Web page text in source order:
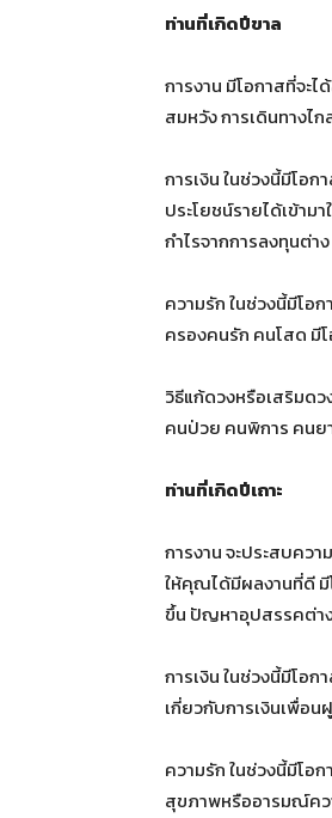
ท่านที่เกิดปีขาล
การงาน มีโอกาสที่จะไ
สมหวัง การเดินทางไ
การเงิน ในช่วงนี้มีโอ
ประโยชน์รายได้เข้า
กำไรจากการลงทุนต่า
ความรัก ในช่วงนี้มีโอ
ครองคนรัก คนโสด มี
วิธีแก้ดวงหรือเสริมด
คนป่วย คนพิการ คนย
ท่านที่เกิดปีเถาะ
การงาน จะประสบคว
ให้คุณได้มีผลงานที่ดี มี
ขึ้น ปัญหาอุปสรรคต่า
การเงิน ในช่วงนี้มีโอ
เกี่ยวกับการเงินเพื่อ
ความรัก ในช่วงนี้มีโอ
สุขภาพหรืออารมณ์คว